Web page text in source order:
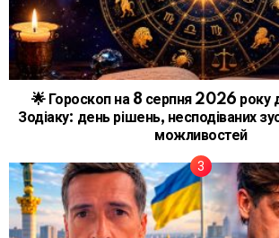
🌟 Гороскоп на 8 серпня 2026 року
Зодіаку: день рішень, несподіваних
можливостей